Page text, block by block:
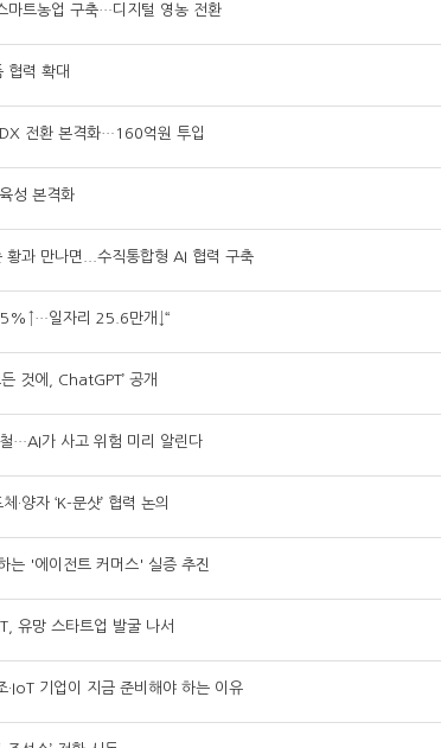
마트농업 구축…디지털 영농 전환
협력 확대
전환 본격화…160억원 투입
성 본격화
황과 만나면...수직통합형 AI 협력 구축
일자리 25.6만개↓“
것에, ChatGPT’ 공개
…AI가 사고 위험 미리 알린다
·양자 ‘K-문샷’ 협력 논의
는 '에이전트 커머스' 실증 추진
유망 스타트업 발굴 나서
·IoT 기업이 지금 준비해야 하는 이유